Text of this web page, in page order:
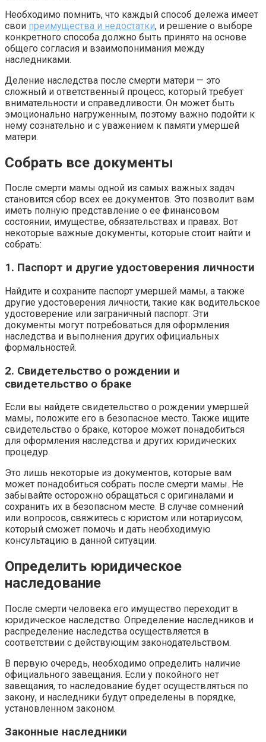
Необходимо помнить, что каждый способ дележа имеет
свои преимущества и недостатки, и решение о выборе
конкретного способа должно быть принято на основе
общего согласия и взаимопонимания между
наследниками.
Деление наследства после смерти матери — это
сложный и ответственный процесс, который требует
внимательности и справедливости. Он может быть
эмоционально нагруженным, поэтому важно подойти к
нему сознательно и с уважением к памяти умершей
матери.
Собрать все документы
После смерти мамы одной из самых важных задач
становится сбор всех ее документов. Это позволит вам
иметь полную представление о ее финансовом
состоянии, имуществе, обязательствах и правах. Вот
некоторые важные документы, которые стоит найти и
собрать:
1. Паспорт и другие удостоверения личности
Найдите и сохраните паспорт умершей мамы, а также
другие удостоверения личности, такие как водительское
удостоверение или заграничный паспорт. Эти
документы могут потребоваться для оформления
наследства и выполнения других официальных
формальностей.
2. Свидетельство о рождении и
свидетельство о браке
Если вы найдете свидетельство о рождении умершей
мамы, положите его в безопасное место. Также ищите
свидетельство о браке, которое может понадобиться
для оформления наследства и других юридических
процедур.
Это лишь некоторые из документов, которые вам
может понадобиться собрать после смерти мамы. Не
забывайте осторожно обращаться с оригиналами и
сохранить их в безопасном месте. В случае сомнений
или вопросов, свяжитесь с юристом или нотариусом,
который сможет помочь и дать необходимую
консультацию в данной ситуации.
Определить юридическое
наследование
После смерти человека его имущество переходит в
юридическое наследство. Определение наследников и
распределение наследства осуществляется в
соответствии с действующим законодательством.
В первую очередь, необходимо определить наличие
официального завещания. Если у покойного нет
завещания, то наследование будет осуществляться по
закону, и наследники будут определены в порядке,
установленном законом.
Законные наследники